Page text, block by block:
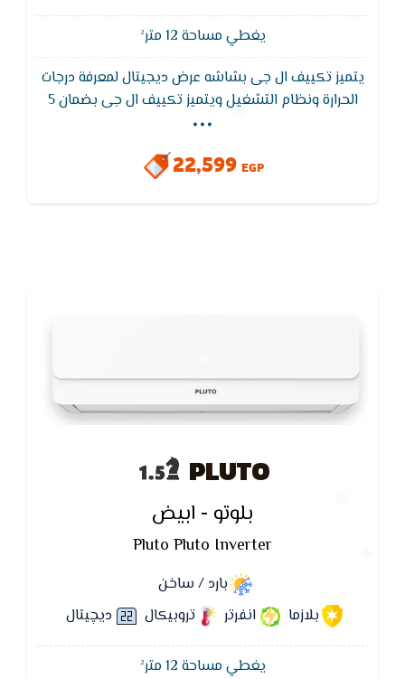
يغطي مساحة 12 متر²
يتميز تكييف ال جى بشاشه عرض ديجيتال لمعرفة درجات
الحرارة ونظام التشغيل ويتميز تكييف ال جى بضمان 5
سنوات على الجهاز بالكامل ,التميز بخاصية التشغيل
الكهرباء
...
22,599 EGP
PLUTO
بلوتو - ابيض
Pluto Pluto Inverter
بارد / ساخن
بلازما
انفرتر تروبيكال ديچيتال
يغطي مساحة 12 متر²